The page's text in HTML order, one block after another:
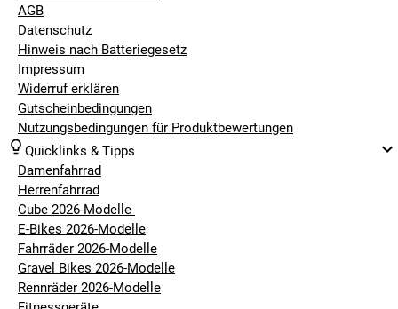
AGB
Datenschutz
Hinweis nach Batteriegesetz
Impressum
Widerruf erklären
Gutscheinbedingungen
Nutzungsbedingungen für Produktbewertungen
Quicklinks & Tipps
Damenfahrrad
Herrenfahrrad
Cube 2026-Modelle
E-Bikes 2026-Modelle
Fahrräder 2026-Modelle
Gravel Bikes 2026-Modelle
Rennräder 2026-Modelle